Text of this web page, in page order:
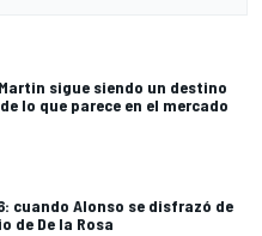
sigue siendo un destino
lo que parece en el mercado
cuando Alonso se disfrazó de
de De la Rosa